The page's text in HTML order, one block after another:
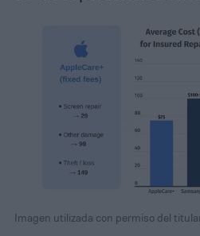
Imagen utilizada con permiso del